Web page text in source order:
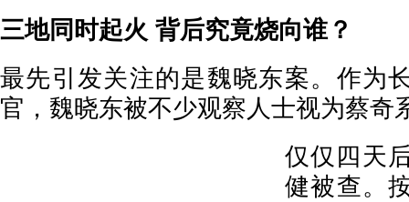
三地同时起火 背后究竟烧向谁？
最先引发关注的是魏晓东案。作为
官，魏晓东被不少观察人士视为蔡奇
仅仅四天
健被查。